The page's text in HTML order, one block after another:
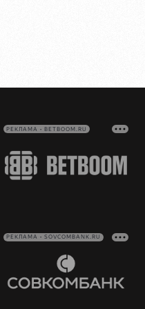
РЕКЛАМА • BETBOOM.RU
РЕКЛАМА • SOVCOMBANK.RU